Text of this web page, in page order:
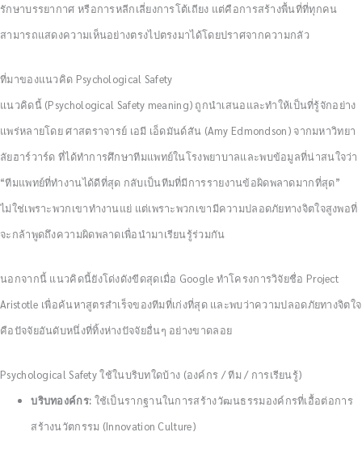
รักษาบรรยากาศ หรือการหลีกเลี่ยงการโต้เถียง แต่คือการสร้างพื้นที่ที่ทุกคน
สามารถแสดงความเห็นอย่างตรงไปตรงมาได้โดยปราศจากความกลัว
ที่มาของแนวคิด Psychological Safety
แนวคิดนี้ (Psychological Safety meaning) ถูกนำเสนอและทำให้เป็นที่รู้จักอย่าง
แพร่หลายโดย ศาสตราจารย์ เอมี เอ็ดมันด์สัน (Amy Edmondson) จากมหาวิทยา
ลัยฮาร์วาร์ด ที่ได้ทำการศึกษาทีมแพทย์ในโรงพยาบาลและพบข้อมูลที่น่าสนใจว่า
“ทีมแพทย์ที่ทำงานได้ดีที่สุด กลับเป็นทีมที่มีการรายงานข้อผิดพลาดมากที่สุด”
ไม่ใช่เพราะพวกเขาทำงานแย่ แต่เพราะพวกเขามีความปลอดภัยทางจิตใจสูงพอที่
จะกล้าพูดถึงความผิดพลาดเพื่อนำมาเรียนรู้ร่วมกัน
นอกจากนี้ แนวคิดนี้ยังโด่งดังขีดสุดเมื่อ Google ทำโครงการวิจัยชื่อ Project
Aristotle เพื่อค้นหาสูตรสำเร็จของทีมที่เก่งที่สุด และพบว่าความปลอดภัยทางจิตใจ
คือปัจจัยอันดับหนึ่งที่ทิ้งห่างปัจจัยอื่นๆ อย่างขาดลอย
Psychological Safety ใช้ในบริบทใดบ้าง (องค์กร / ทีม / การเรียนรู้)
บริบทองค์กร: ใช้เป็นรากฐานในการสร้างวัฒนธรรมองค์กรที่เอื้อต่อการ
สร้างนวัตกรรม (Innovation Culture)